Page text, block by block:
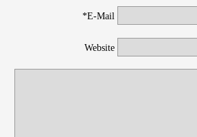
E-Mail*
Website